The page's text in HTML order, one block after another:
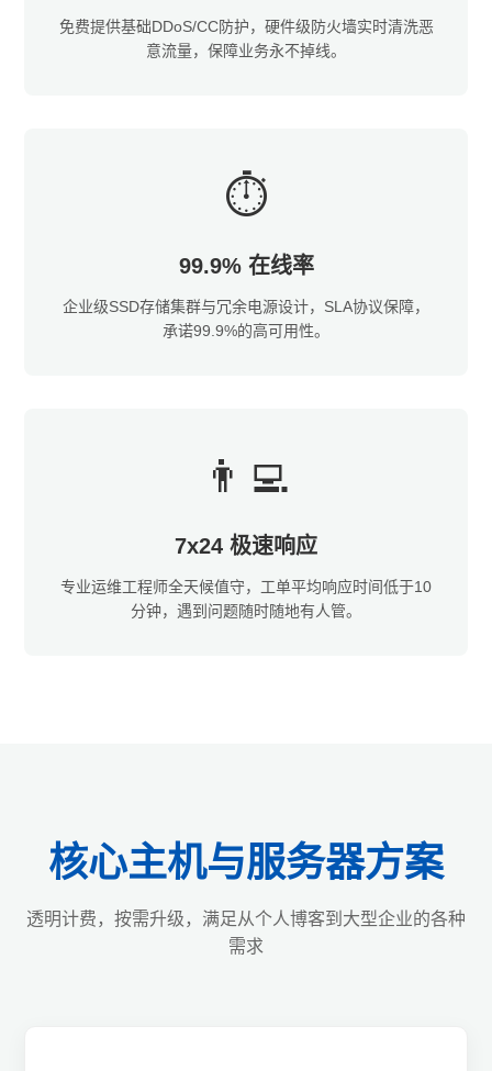
免费提供基础DDoS/CC防护，硬件级防火墙实时清洗恶
意流量，保障业务永不掉线。
⏱️
99.9% 在线率
企业级SSD存储集群与冗余电源设计，SLA协议保障，
承诺99.9%的高可用性。
👨‍💻
7x24 极速响应
专业运维工程师全天候值守，工单平均响应时间低于10
分钟，遇到问题随时随地有人管。
核心主机与服务器方案
透明计费，按需升级，满足从个人博客到大型企业的各种
需求